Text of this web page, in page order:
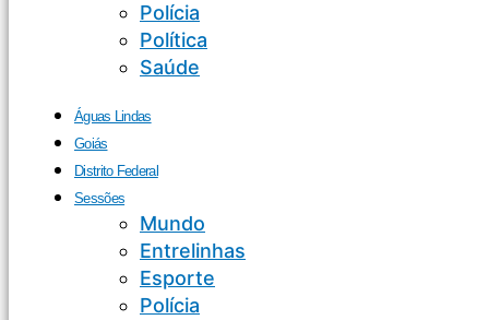
Polícia
Política
Saúde
Águas Lindas
Goiás
Distrito Federal
Sessões
Mundo
Entrelinhas
Esporte
Polícia